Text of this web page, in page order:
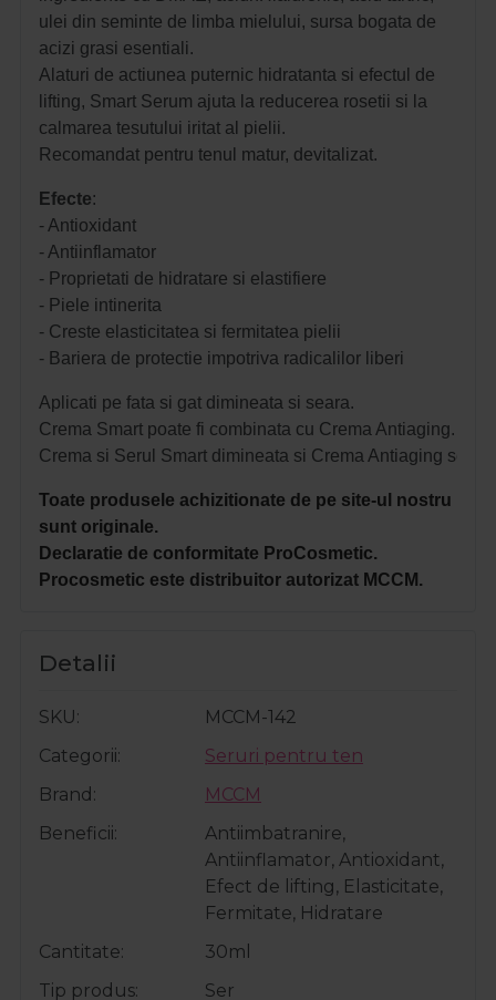
ulei din seminte de limba mielului, sursa bogata de
acizi grasi esentiali.
Alaturi de actiunea puternic hidratanta si efectul de
lifting, Smart Serum ajuta la reducerea rosetii si la
calmarea tesutului iritat al pielii.
Recomandat pentru tenul matur, devitalizat.
Efecte:
- Antioxidant
- Antiinflamator
- Proprietati de hidratare si elastifiere
- Piele intinerita
- Creste elasticitatea si fermitatea pielii
- Bariera de protectie impotriva radicalilor liberi
Aplicati pe fata si gat dimineata si seara.
Crema Smart poate fi combinata cu Crema Antiaging.
Crema si Serul Smart dimineata si Crema Antiaging seara.
Toate produsele achizitionate de pe site-ul nostru
sunt originale.
Declaratie de conformitate ProCosmetic.
Procosmetic este distribuitor autorizat MCCM.
Detalii
SKU
MCCM-142
Categorii
Seruri pentru ten
Brand
MCCM
Beneficii
Antiimbatranire,
Antiinflamator, Antioxidant,
Efect de lifting, Elasticitate,
Fermitate, Hidratare
Cantitate
30ml
Tip produs
Ser